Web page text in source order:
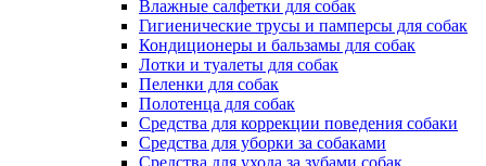
Влажные салфетки для собак
Гигиенические трусы и памперсы для собак
Кондиционеры и бальзамы для собак
Лотки и туалеты для собак
Пеленки для собак
Полотенца для собак
Средства для коррекции поведения собаки
Средства для уборки за собаками
Средства для ухода за зубами собак